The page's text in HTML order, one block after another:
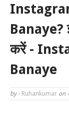
Banaye?
करें -
Banaye
by - Ruhankumar on -